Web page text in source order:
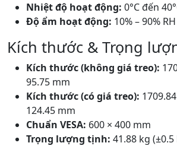
Nhiệt độ hoạt động: 0°C đến
Độ ẩm hoạt động: 10% – 90% RH
Kích thước & Trọng
Kích thước (không giá treo):
95.75 mm
Kích thước (có giá treo):
124.45 mm
Chuẩn VESA: 600 × 400 mm
Trọng lượng tịnh: 41.88 kg (±0.5